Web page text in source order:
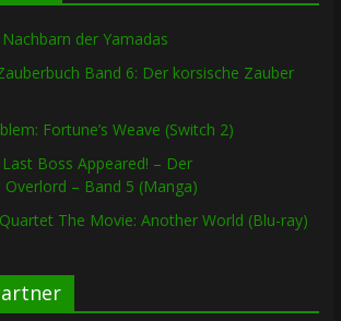
der Yamadas
Band 6: Der korsische Zauber
Fortune’s Weave (Switch 2)
Boss Appeared! – Der
– Band 5 (Manga)
The Movie: Another World (Blu-ray)